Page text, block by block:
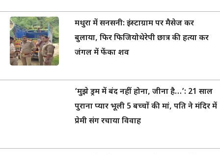
मथुरा में सनसनी: इंस्टाग्राम पर मैसेज कर
बुलाया, फिर फिजियोथेरेपी छात्र की हत्या कर
जंगल में फेंका शव
‘मुझे ड्रम में बंद नहीं होना, जीना है…’: 21 साल
पुराना प्यार भूली 5 बच्चों की मां, पति ने मंदिर में
प्रेमी संग रचाया विवाह